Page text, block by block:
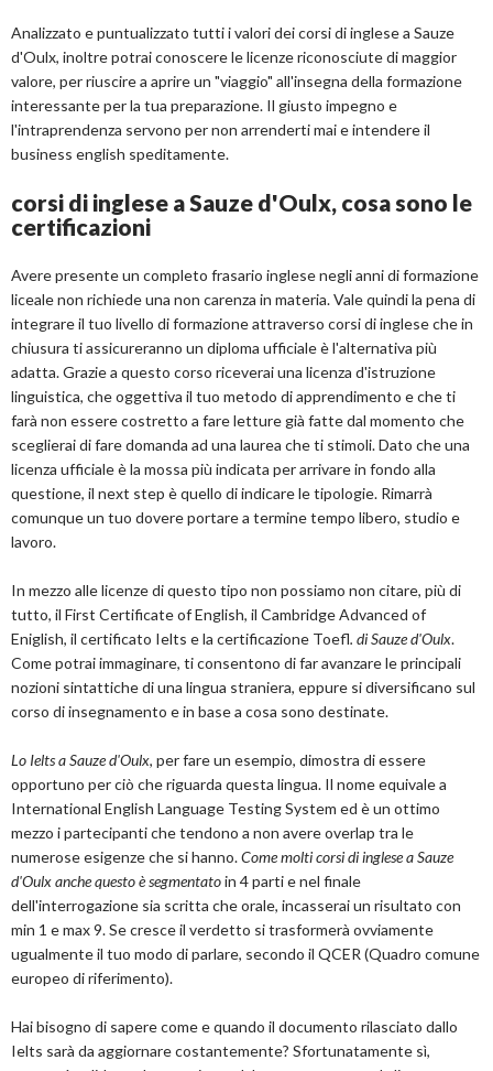
Analizzato e puntualizzato tutti i valori dei corsi di inglese a Sauze
d'Oulx, inoltre potrai conoscere le licenze riconosciute di maggior
valore, per riuscire a aprire un "viaggio" all'insegna della formazione
interessante per la tua preparazione. Il giusto impegno e
l'intraprendenza servono per non arrenderti mai e intendere il
business english speditamente.
corsi di inglese a Sauze d'Oulx, cosa sono le
certificazioni
Avere presente un completo frasario inglese negli anni di formazione
liceale non richiede una non carenza in materia. Vale quindi la pena di
integrare il tuo livello di formazione attraverso corsi di inglese che in
chiusura ti assicureranno un diploma ufficiale è l'alternativa più
adatta. Grazie a questo corso riceverai una licenza d'istruzione
linguistica, che oggettiva il tuo metodo di apprendimento e che ti
farà non essere costretto a fare letture già fatte dal momento che
sceglierai di fare domanda ad una laurea che ti stimoli. Dato che una
licenza ufficiale è la mossa più indicata per arrivare in fondo alla
questione, il next step è quello di indicare le tipologie. Rimarrà
comunque un tuo dovere portare a termine tempo libero, studio e
lavoro.
In mezzo alle licenze di questo tipo non possiamo non citare, più di
tutto, il First Certificate of English, il Cambridge Advanced of
Eniglish, il certificato Ielts e la certificazione Toefl. di Sauze d'Oulx.
Come potrai immaginare, ti consentono di far avanzare le principali
nozioni sintattiche di una lingua straniera, eppure si diversificano sul
corso di insegnamento e in base a cosa sono destinate.
Lo Ielts a Sauze d'Oulx, per fare un esempio, dimostra di essere
opportuno per ciò che riguarda questa lingua. Il nome equivale a
International English Language Testing System ed è un ottimo
mezzo i partecipanti che tendono a non avere overlap tra le
numerose esigenze che si hanno.Come molti corsi di inglese a Sauze
d'Oulx anche questo è segmentatoin 4 parti e nel finale
dell'interrogazione sia scritta che orale, incasserai un risultato con
min 1 e max 9. Se cresce il verdetto si trasformerà ovviamente
ugualmente il tuo modo di parlare, secondo il QCER (Quadro comune
europeo di riferimento).
Hai bisogno di sapere come e quando il documento rilasciato dallo
Ielts sarà da aggiornare costantemente? Sfortunatamente sì,